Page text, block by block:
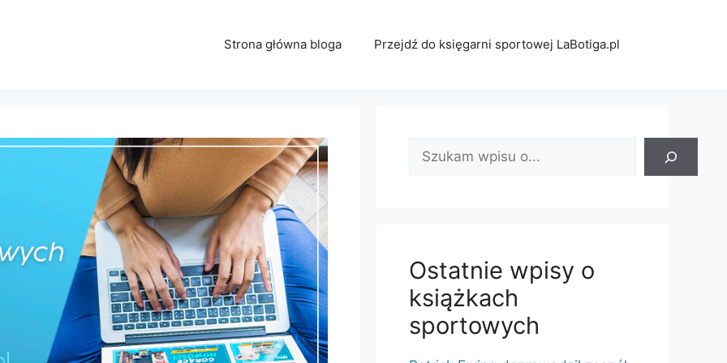
Strona główna bloga Przejdź do księgarni sportowej LaBotiga.pl
Znajdź
wpis:
Ostatnie wpisy o
książkach
sportowych